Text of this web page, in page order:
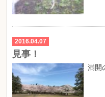
2016.04.07
見事！
満開